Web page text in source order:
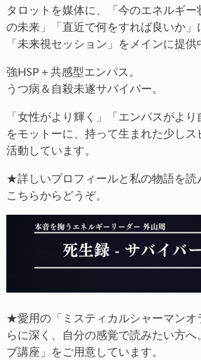
タロットを媒体に、「今のエネルギ
の未来」「直近で何をすれば良いか」
「未来視セッション」をメインに提供
強HSP＋共感型エンパス。
うつ病＆自殺未遂サバイバー。
「女性がより輝く」「エンパスがより
をモットーに、持って生まれた少しス
活動しています。
★詳しいプロフィールと私の物語を読
こちらからどうぞ。
★愛用の「ミスティカルシャーマンオ
らに深く、自分の感覚で読みたい方へ
ブ講座」をご用意しています。